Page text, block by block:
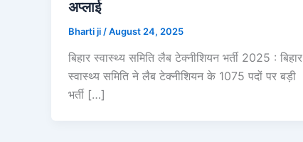
अप्लाई
Bharti ji /August 24, 2025
बिहार स्वास्थ्य समिति लैब टेक्नीशियन भर्ती 2025 : बिहार
स्वास्थ्य समिति ने लैब टेक्नीशियन के 1075 पदों पर बड़ी
भर्ती […]